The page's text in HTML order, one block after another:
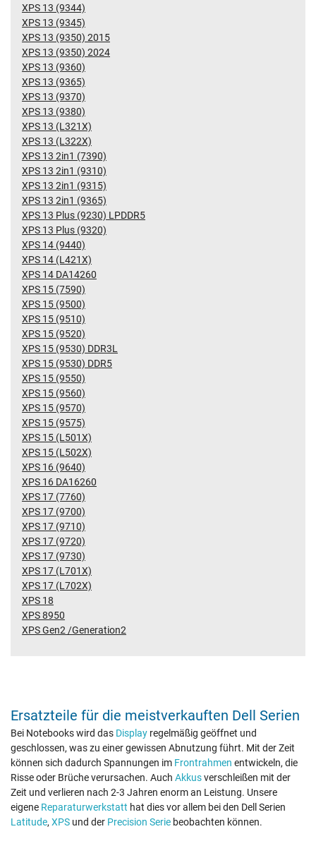
XPS 13 (9344)
XPS 13 (9345)
XPS 13 (9350) 2015
XPS 13 (9350) 2024
XPS 13 (9360)
XPS 13 (9365)
XPS 13 (9370)
XPS 13 (9380)
XPS 13 (L321X)
XPS 13 (L322X)
XPS 13 2in1 (7390)
XPS 13 2in1 (9310)
XPS 13 2in1 (9315)
XPS 13 2in1 (9365)
XPS 13 Plus (9230) LPDDR5
XPS 13 Plus (9320)
XPS 14 (9440)
XPS 14 (L421X)
XPS 14 DA14260
XPS 15 (7590)
XPS 15 (9500)
XPS 15 (9510)
XPS 15 (9520)
XPS 15 (9530) DDR3L
XPS 15 (9530) DDR5
XPS 15 (9550)
XPS 15 (9560)
XPS 15 (9570)
XPS 15 (9575)
XPS 15 (L501X)
XPS 15 (L502X)
XPS 16 (9640)
XPS 16 DA16260
XPS 17 (7760)
XPS 17 (9700)
XPS 17 (9710)
XPS 17 (9720)
XPS 17 (9730)
XPS 17 (L701X)
XPS 17 (L702X)
XPS 18
XPS 8950
XPS Gen2 /Generation2
Ersatzteile für die meistverkauften Dell Serien
Bei Notebooks wird das Display regelmäßig geöffnet und
geschlossen, was zu einer gewissen Abnutzung führt. Mit der Zeit
können sich dadurch Spannungen im Frontrahmen entwickeln, die
Risse oder Brüche verursachen. Auch Akkusverschleißen mit der
Zeit und verlieren nach 2-3 Jahren enorm an Leistung. Unsere
eigene Reparaturwerkstatt hat dies vor allem bei den Dell Serien
Latitude, XPS und der Precision Serie beobachten können.